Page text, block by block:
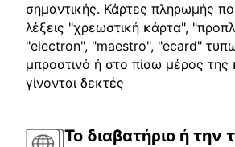
σημαντικής. Κάρτες πληρωμής
λέξεις "χρεωστική κάρτα",
"electron", "maestro", "ecard"
μπροστινό ή στο πίσω μέρος
γίνονται δεκτές
Το διαβατήριο ή την